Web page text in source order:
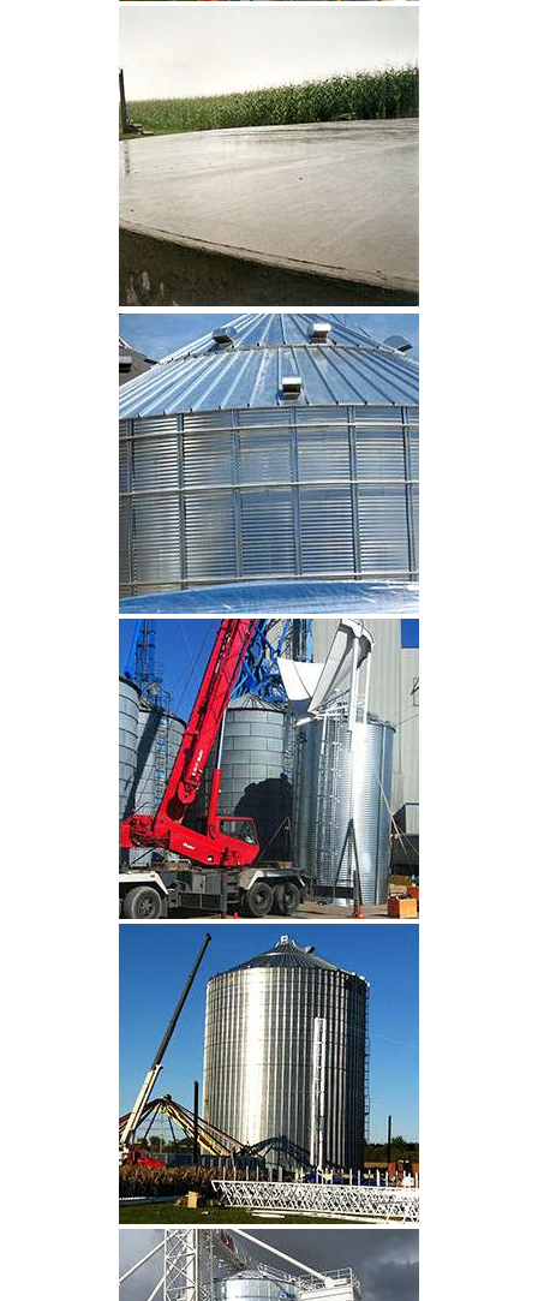
CLIQUEZ POUR AGRANDIR
CLIQUEZ POUR AGRANDIR
CLIQUEZ POUR AGRANDIR
CLIQUEZ POUR AGRANDIR